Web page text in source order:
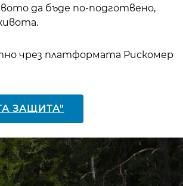
да бъде по-подготвено,
чрез платформата Рискомер
ЗАЩИТА"